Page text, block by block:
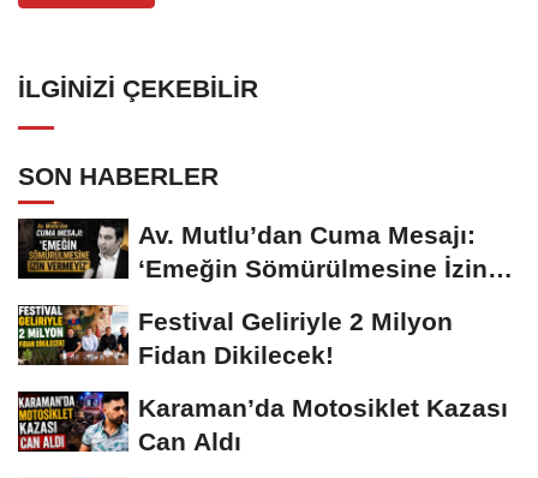
İLGINIZI ÇEKEBILIR
SON HABERLER
Av. Mutlu’dan Cuma Mesajı:
‘Emeğin Sömürülmesine İzin
Festival Geliriyle 2 Milyon
Fidan Dikilecek!
Karaman’da Motosiklet Kazası
Can Aldı